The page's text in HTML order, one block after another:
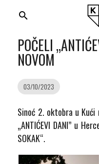
search
POČELI
NOVOM
03/10/2023
Sinoć 2. oktobra u Kući
„ANTIĆEVI DANI” u
SOKAK“.